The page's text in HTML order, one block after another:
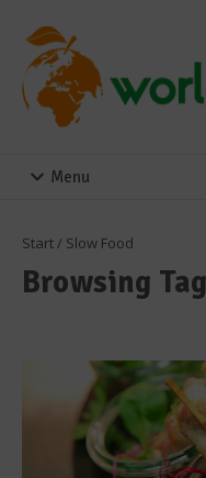
Menu
Start/ Slow Food
Browsing